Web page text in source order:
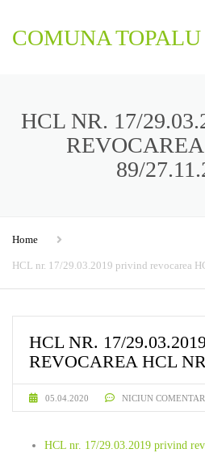
COMUNA TOPALU
HCL NR. 17/
89/
Home
HCL nr. 17/29.03.2019 privind revocarea
HCL NR. 17/
REVOCAREA HCL
05.04.2020 NICIUN
HCL nr. 17/29.03.2019 privind